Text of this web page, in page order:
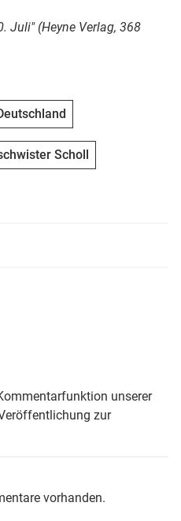
Juli" (Heyne Verlag, 368
Scholl
unserer
zur
vorhanden.